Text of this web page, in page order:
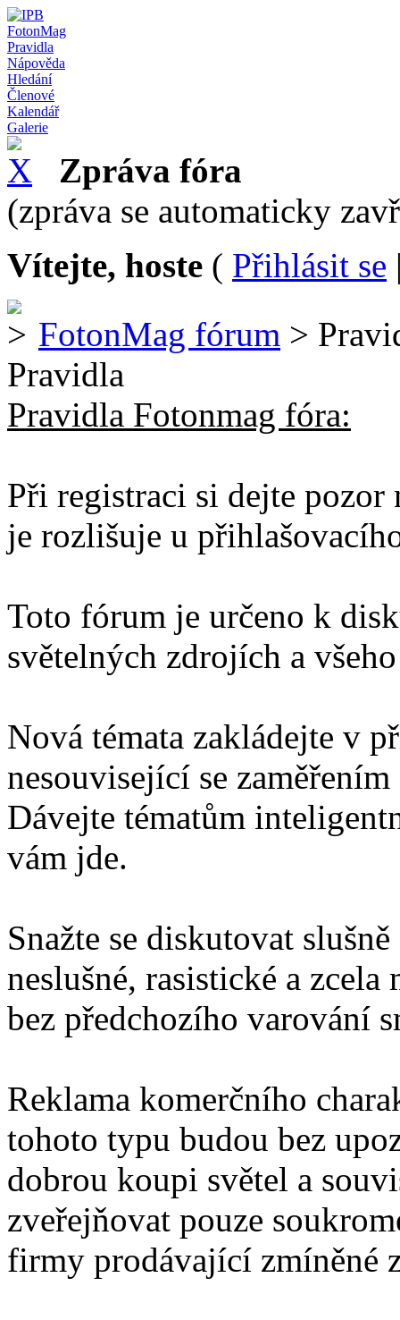
FotonMag
Pravidla
Nápověda
Hledání
Členové
Kalendář
Galerie
Zpráva fóra
(zpráva se automaticky
Vítejte, hoste ( Přihlásit se
FotonMag fórum >
Pravidla
Pravidla Fotonmag fóra:
Při registraci si dejte pozor
je rozlišuje u
Toto fórum je určeno k
světelných zdrojích a
Nová témata zakládejte v
nesouvisející se
Dávejte tématům
vám jde.
Snažte se diskutovat
neslušné, rasistické a
bez předchozího varování
Reklama komerčního
tohoto typu budou bez
dobrou koupi světel a
zveřejňovat pouze
firmy prodávající zmíněné